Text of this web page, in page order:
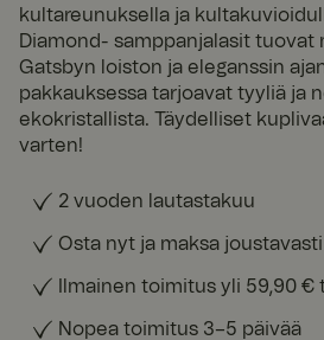
kultareunuksella ja
Diamond- samppanjalasit tuovat
Gatsbyn loiston ja eleganssin
pakkauksessa tarjoavat tyyliä ja
ekokristallista. Täydelliset
varten!
2 vuoden lautastakuu
Osta nyt ja maksa
Ilmainen toimitus yli 59,90 €
Nopea toimitus 3–5 päivää